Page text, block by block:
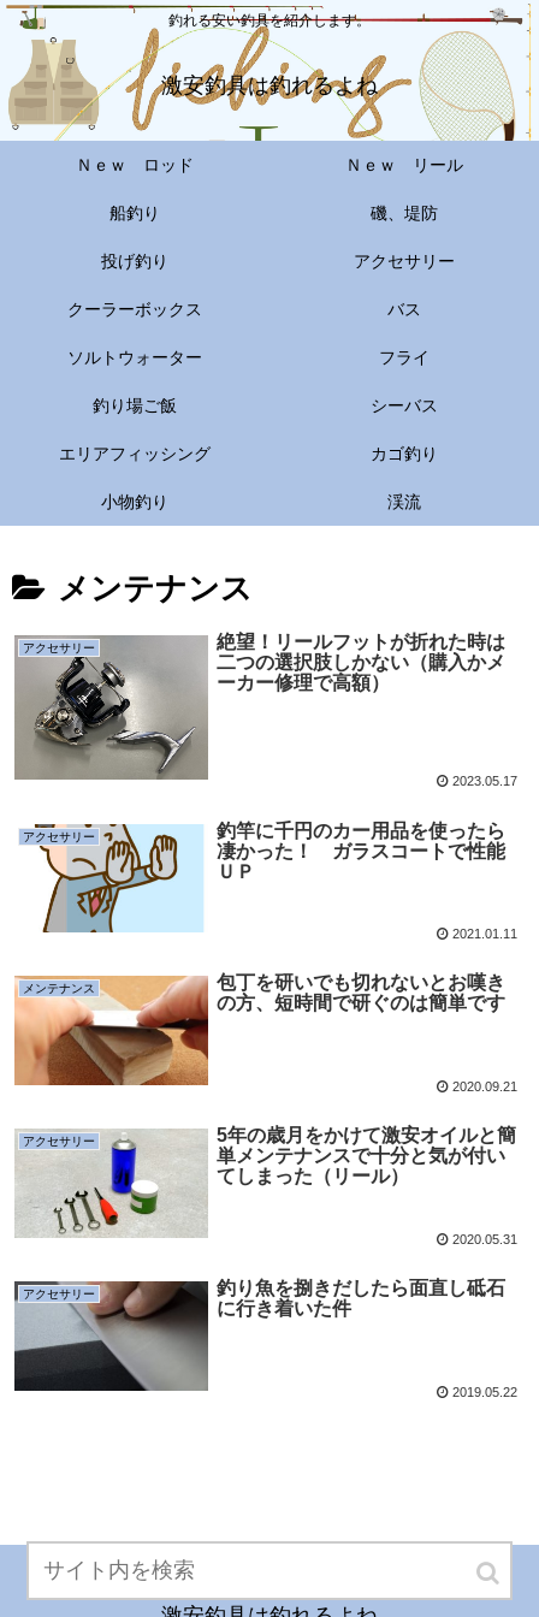
釣れる安い釣具を紹介します。
激安釣具は釣れるよね
Ｎｅｗ ロッド Ｎｅｗ リール
船釣り 磯、堤防
投げ釣り アクセサリー
クーラーボックス バス
ソルトウォーター フライ
釣り場ご飯 シーバス
エリアフィッシング カゴ釣り
小物釣り 渓流
メンテナンス
アクセサリー
絶望！リールフットが折れた時は
二つの選択肢しかない（購入かメ
ーカー修理で高額）
2023.05.17
アクセサリー
釣竿に千円のカー用品を使ったら
凄かった！ ガラスコートで性能
ＵＰ
2021.01.11
メンテナンス
包丁を研いでも切れないとお嘆き
の方、短時間で研ぐのは簡単です
2020.09.21
アクセサリー
5年の歳月をかけて激安オイルと簡
単メンテナンスで十分と気が付い
てしまった（リール）
2020.05.31
アクセサリー
釣り魚を捌きだしたら面直し砥石
に行き着いた件
2019.05.22